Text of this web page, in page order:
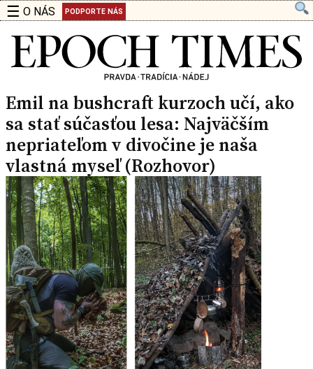
☰ O NÁS PODPORTE NÁS
Emil na bushcraft kurzoch učí, ako
sa stať súčasťou lesa: Najväčším
nepriateľom v divočine je naša
vlastná myseľ (Rozhovor)